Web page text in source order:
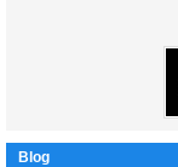
Blog